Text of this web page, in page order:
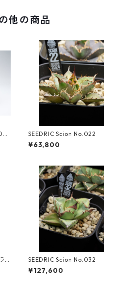
他の商品
SEEDRIC Scion No.022
¥63,800
SEEDRIC Scion No.032
¥127,600